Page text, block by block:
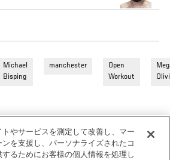
Michael
Bisping
manchester
Open
Workout
Olivi
やサービスを測定して改善し、マー
を支援し、パーソナライズされたコ
るためにお客様の個人情報を処理し